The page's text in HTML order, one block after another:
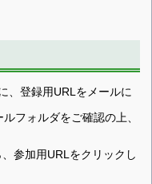
、登録用URLをメールに
ォルダをご確認の上、
参加用URLをクリックし